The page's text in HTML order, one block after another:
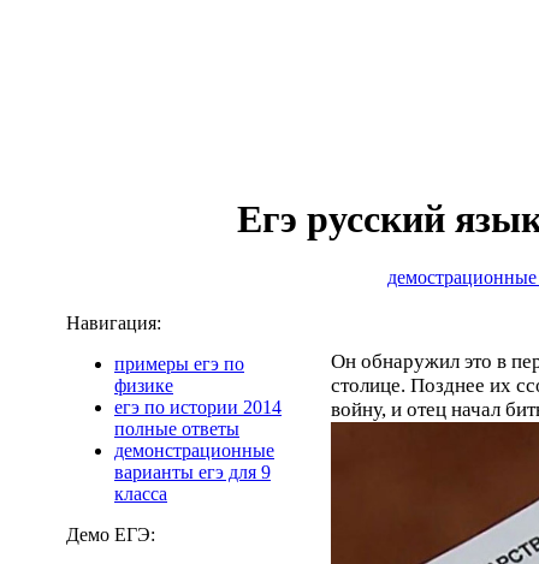
Егэ русский
Навигация:
примеры егэ по
физике
егэ по истории 2014
полные ответы
демонстрационные
варианты егэ для 9
класса
Демо ЕГЭ:
Он обнаружил это в
столице. Позднее их
войну, и отец начал